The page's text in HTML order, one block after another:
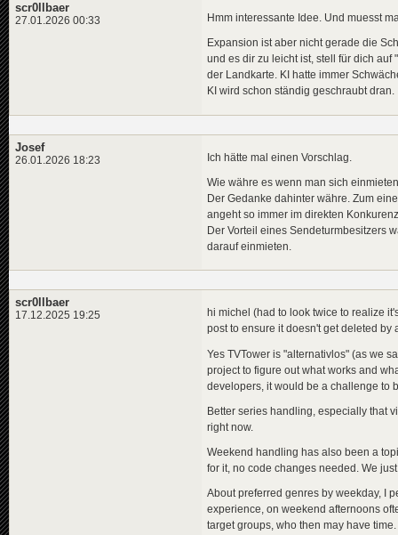
scr0llbaer
27.01.2026 00:33 Hmm interessante Idee. Und muesst
Expansion ist aber nicht gerade die
und es dir zu leicht ist, stell für dich
der Landkarte. KI hatte immer
KI wird schon ständig geschraubt dran.
Josef
26.01.2026 18:23 Ich hätte mal einen Vorschlag.
Wie währe es wenn man sich
Der Gedanke dahinter währe. Zum
angeht so immer im direkten
Der Vorteil eines Sendeturmbesitzers
darauf einmieten.
scr0llbaer
17.12.2025 19:25
hi michel (had to look twice to realize
post to ensure it doesn't get deleted by
Yes TVTower is "alternativlos" (as we
project to figure out what works and
developers, it would be a challenge to
Better series handling, especially that
right now.
Weekend handling has also been a
for it, no code changes needed. We
About preferred genres by weekday, I
experience, on weekend afternoons
target groups, who then may have